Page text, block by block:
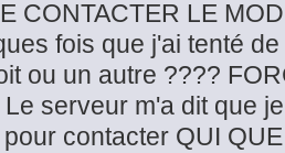
CONTACTER LE
fois que j'ai tenté
ou un autre ????
Le serveur m'a dit que
contacter QUI